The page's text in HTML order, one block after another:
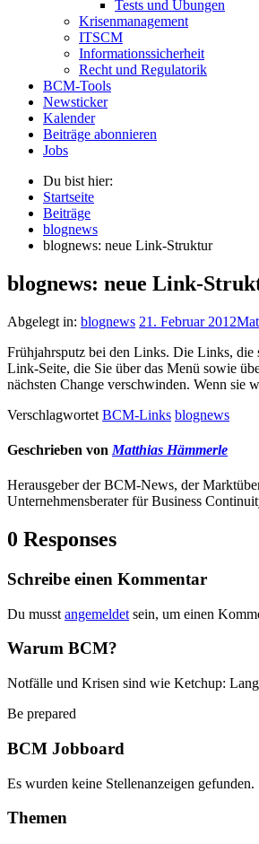
Tests und Übungen
Krisenmanagement
ITSCM
Informationssicherheit
Recht und Regulatorik
BCM-Tools
Newsticker
Kalender
Beiträge abonnieren
Jobs
Du bist hier:
Startseite
Beiträge
blognews
blognews: neue Link-Struktur
blognews: neue Link-
Abgelegt in: blognews 21. Februar 2012
Frühjahrsputz bei den Links. Die Links, die
Link-Seite, die Sie über das Menü sowie
nächsten Change verschwinden. Wenn sie
Verschlagwortet BCM-Links blognews
Geschrieben von Matthias Hämmerle
Herausgeber der BCM-News, der
Unternehmensberater für Business
0 Responses
Schreibe einen Kommentar
Du musst angemeldet sein, um einen
Warum BCM?
Notfälle und Krisen sind wie Ketchup:
Be prepared
BCM Jobboard
Es wurden keine Stellenanzeigen gefunden.
Themen